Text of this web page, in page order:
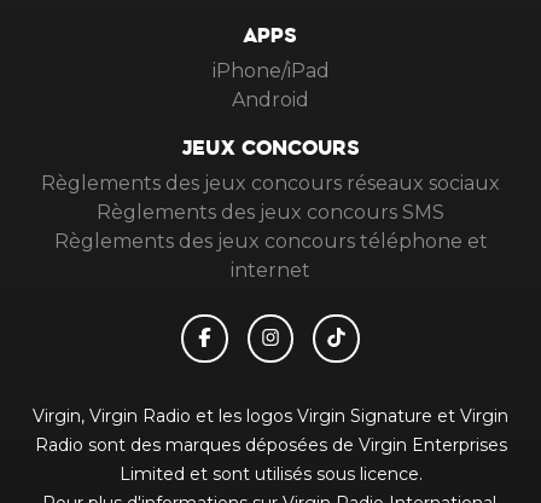
APPS
iPhone/iPad
Android
JEUX CONCOURS
Règlements des jeux concours réseaux sociaux
Règlements des jeux concours SMS
Règlements des jeux concours téléphone et
internet
Virgin, Virgin Radio et les logos Virgin Signature et Virgin
Radio sont des marques déposées de Virgin Enterprises
Limited et sont utilisés sous licence.